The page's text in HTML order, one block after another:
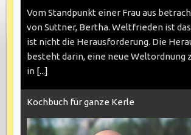
Vom Standpunkt einer Frau aus
von Suttner, Bertha. Weltfrieden ist
ist nicht die Herausforderung. Die
besteht darin, eine neue Weltordnung
in [...]
Kochbuch für ganze Kerle